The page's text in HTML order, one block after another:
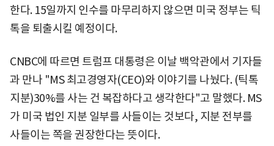
한다. 15일까지 인수를 마무리하지 않으면 미국 정부는 틱
톡을 퇴출시킬 예정이다.
CNBC에 따르면 트럼프 대통령은 이날 백악관에서 기자들
과 만나 "MS 최고경영자(CEO)와 이야기를 나눴다. (틱톡
지분)30%를 사는 건 복잡하다고 생각한다"고 말했다. MS
가 미국 법인 지분 일부를 사들이는 것보다, 지분 전부를
사들이는 쪽을 권장한다는 뜻이다.